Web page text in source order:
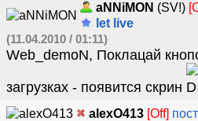
aNNiMON (SV!)
let live
(11.04.2010 / 01:11)
Web_demoN, Поклацай
загрузках - появится скрин
alexO413 [Off] пост